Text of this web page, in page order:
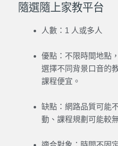
隨選隨上家教平台
人數：1 人或多人
優點：不限時間地點
選擇不同背景口音的
課程便宜。
缺點：網路品質可能
動、課程規劃可能較